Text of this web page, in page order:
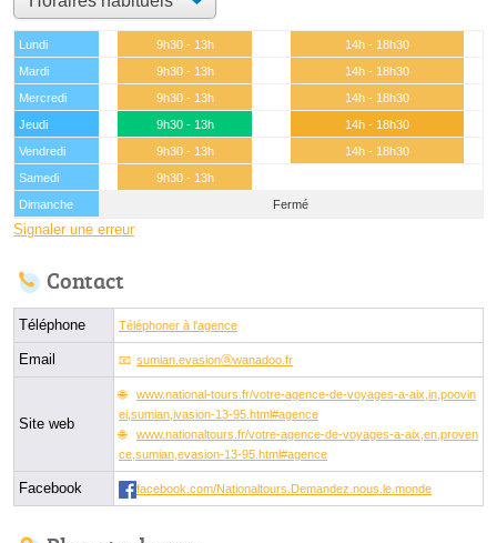
Lundi 9h30 - 13h
14h - 18h30
Mardi
9h30 - 13h
14h - 18h30
Mercredi
9h30 - 13h
14h - 18h30
Jeudi
9h30 - 13h
14h - 18h30
Vendredi
9h30 - 13h
14h - 18h30
Samedi
9h30 - 13h
Dimanche
Fermé
Signaler une erreur
Contact
Téléphone Téléphoner à l'agence
Email sumian.evasionⓐwanadoo.fr
Site web
www.national-tours.fr/votre-agence-de-voyages-a-aix,in,poovin
ei,sumian,ivasion-13-95.html#agence
www.nationaltours.fr/votre-agence-de-voyages-a-aix,en,proven
ce,sumian,evasion-13-95.html#agence
Facebook facebook.com/Nationaltours.Demandez.nous.le.monde